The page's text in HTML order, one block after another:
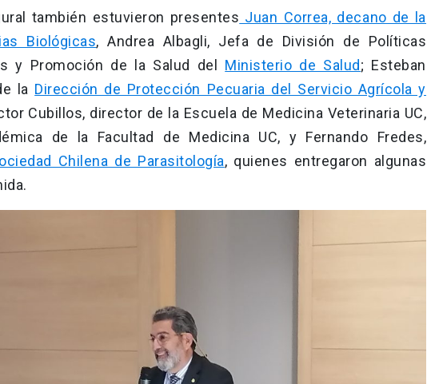
también estuvieron presentes Juan Correa, decano de la
Biológicas, Andrea Albagli, Jefa de División de Políticas
y Promoción de la Salud del Ministerio de Salud; Esteban
la Dirección de Protección Pecuaria del Servicio Agrícola y
Cubillos, director de la Escuela de Medicina Veterinaria UC,
de la Facultad de Medicina UC, y Fernando Fredes,
Chilena de Parasitología, quienes entregaron algunas